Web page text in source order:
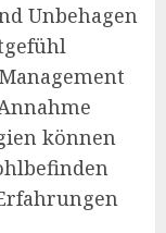
Unbehagen
können